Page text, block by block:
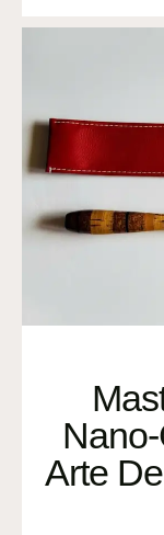
Arte